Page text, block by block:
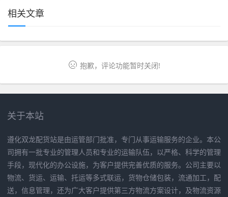
相关文章
抱歉，评论功能暂时关闭!
关于本站
遵化双龙配货站是由运管部门批准，专门从事运输服务的企业。本公
司拥有一批专业的管理人员和专业的运输队伍，以严格、科学的管理
手段，现代化的办公设施，为客户提供完善优质的服务。公司主要以
物流、货运、运输、托运等多式联运，货物仓储包装，流通加工，配
送，信息管理，还为广大客户提供第三方物流方案设计，及物流资源